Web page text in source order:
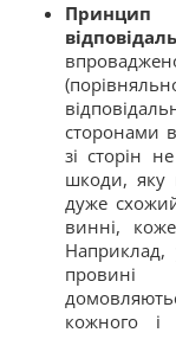
Принцип
сторонами
зі сторін
шкоди, яку
дуже
винні,
провині
кожного і